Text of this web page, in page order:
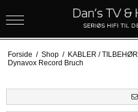
Forside / Shop / KABLER / TILBEHØR
Dynavox Record Bruch